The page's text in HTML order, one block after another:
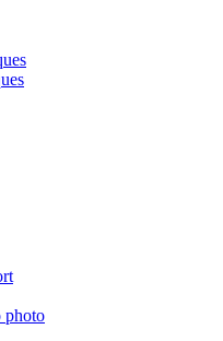
photo